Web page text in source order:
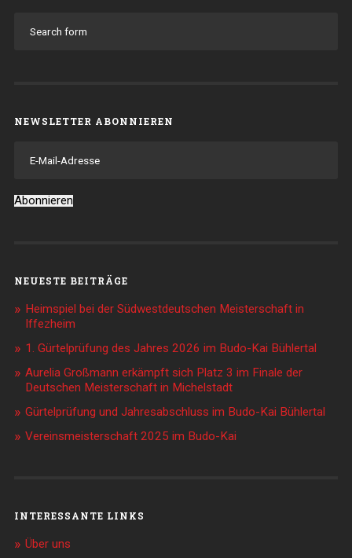
NEWSLETTER ABONNIEREN
Mail-
Abonnieren
NEUESTE BEITRÄGE
Heimspiel bei der Südwestdeutschen Meisterschaft in
Iffezheim
1. Gürtelprüfung des Jahres 2026 im Budo-Kai Bühlertal
Aurelia Großmann erkämpft sich Platz 3 im Finale der
Deutschen Meisterschaft in Michelstadt
Gürtelprüfung und Jahresabschluss im Budo-Kai Bühlertal
Vereinsmeisterschaft 2025 im Budo-Kai
INTERESSANTE LINKS
Über uns